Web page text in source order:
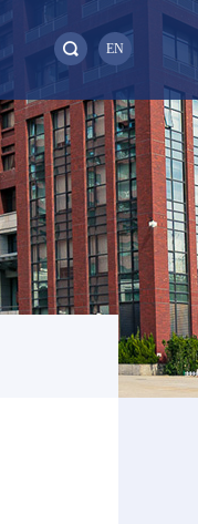
EN